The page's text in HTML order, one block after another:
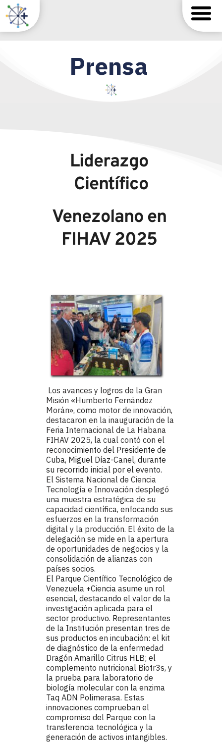
Prensa
Liderazgo
Científico
Venezolano en
FIHAV 2025
Misión «Humberto Fernández
Morán», como motor de innovación,
destacaron en la inauguración de la
Feria Internacional de La Habana
FIHAV 2025, la cual contó con el
reconocimiento del Presidente de
Cuba, Miguel Díaz-Canel, durante
su recorrido inicial por el evento.
El Sistema Nacional de Ciencia
Tecnología e Innovación desplegó
una muestra estratégica de su
capacidad científica, enfocando sus
esfuerzos en la transformación
digital y la producción. El éxito de la
delegación se mide en la apertura
de oportunidades de negocios y la
consolidación de alianzas con
países socios.
El Parque Científico Tecnológico de
Venezuela +Ciencia asume un rol
esencial, destacando el valor de la
investigación aplicada para el
sector productivo. Representantes
de la Institución presentan tres de
sus productos en incubación: el kit
de diagnóstico de la enfermedad
Dragón Amarillo Citrus HLB; el
complemento nutricional Biotr3s, y
la prueba para laboratorio de
biología molecular con la enzima
Taq ADN Polimerasa. Estas
innovaciones comprueban el
compromiso del Parque con la
transferencia tecnológica y la
generación de activos intangibles.